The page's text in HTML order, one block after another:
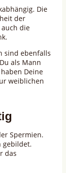
Die
der
die
sind ebenfalls
als Mann
Deine
weiblichen
Spermien.
gebildet.
das